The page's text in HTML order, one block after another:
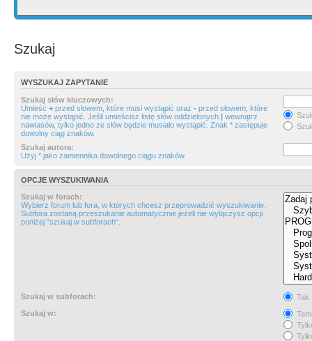
Szukaj
WYSZUKAJ ZAPYTANIE
Szukaj słów kluczowych:
Umieść + przed słowem, które musi wystąpić oraz - przed słowem, które
nie może wystąpić. Jeśli umieścisz listę słów oddzielonych | wewnątrz
nawiasów, tylko jedno ze słów będzie musiało wystąpić. Znak * zastępuje
dowolny ciąg znaków.
Szukaj autora:
Użyj * jako zamiennika dowolnego ciągu znaków.
OPCJE WYSZUKIWANIA
Szukaj w forach:
Wybierz forum lub fora, w których chcesz przeprowadzić wyszukiwanie.
Subfora zostaną przeszukanie automatycznie jeżeli nie wyłączysz opcji
poniżej “szukaj w subforach“.
Szukaj w subforach:
Tak
Szukaj w: